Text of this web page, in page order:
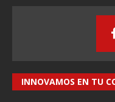
INNOVAMOS EN TU